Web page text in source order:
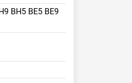
BH5 BE5 BE9